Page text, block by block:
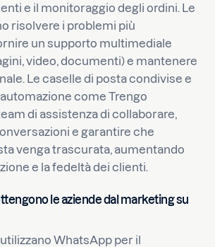
e il monitoraggio degli ordini. Le
risolvere i problemi più
un supporto multimediale
video, documenti) e mantenere
Le caselle di posta condivise e
come Trengo
di assistenza di collaborare,
e garantire che
venga trascurata, aumentando
e la fedeltà dei clienti.
le aziende dal marketing su
WhatsApp per il